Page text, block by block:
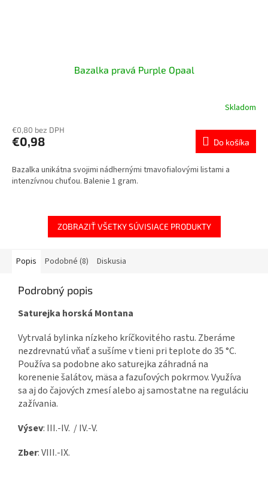
Bazalka pravá Purple Opaal
Skladom
€0,80 bez DPH
€0,98 Do košíka
Bazalka unikátna svojimi nádhernými tmavofialovými listami a
intenzívnou chuťou. Balenie 1 gram.
ZOBRAZIŤ VŠETKY SÚVISIACE PRODUKTY
Popis Podobné (8) Diskusia
Podrobný popis
Saturejka horská Montana
Vytrvalá bylinka nízkeho kríčkovitého rastu. Zberáme
nezdrevnatú vňať a sušíme v tieni pri teplote do 35 °C.
Používa sa podobne ako saturejka záhradná na
korenenie šalátov, mäsa a fazuľových pokrmov. Využíva
sa aj do čajových zmesí alebo aj samostatne na reguláciu
zažívania.
Výsev: III.-IV. / IV.-V.
Zber: VIII.-IX.